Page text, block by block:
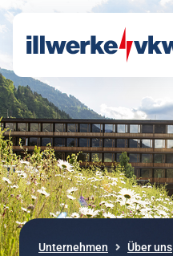
Direkt zum Inhalt
Direkt zur Navigation
Unternehmen Über uns